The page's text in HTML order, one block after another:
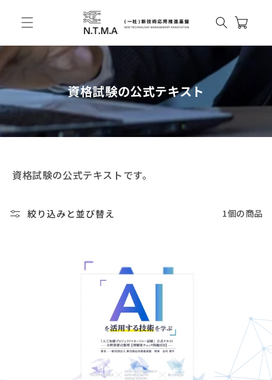
コンテンツに進む
ー
資格試験の公式テキスト
資格試験の公式テキストです。
絞り込みと並び替え 1個の商品